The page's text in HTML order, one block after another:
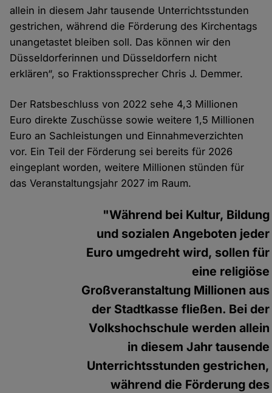
allein in diesem Jahr tausende Unterrichtsstunden
gestrichen, während die Förderung des Kirchentags
unangetastet bleiben soll. Das können wir den
Düsseldorferinnen und Düsseldorfern nicht
erklären“, so Fraktionssprecher Chris J. Demmer.
Der Ratsbeschluss von 2022 sehe 4,3 Millionen
Euro direkte Zuschüsse sowie weitere 1,5 Millionen
Euro an Sachleistungen und Einnahmeverzichten
vor. Ein Teil der Förderung sei bereits für 2026
eingeplant worden, weitere Millionen stünden für
das Veranstaltungsjahr 2027 im Raum.
"Während bei Kultur, Bildung
und sozialen Angeboten jeder
Euro umgedreht wird, sollen für
eine religiöse
Großveranstaltung Millionen aus
der Stadtkasse fließen. Bei der
Volkshochschule werden allein
in diesem Jahr tausende
Unterrichtsstunden gestrichen,
während die Förderung des